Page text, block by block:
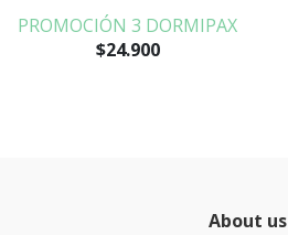
PROMOCIÓN 3 DORMIPAX
$24.900
About us